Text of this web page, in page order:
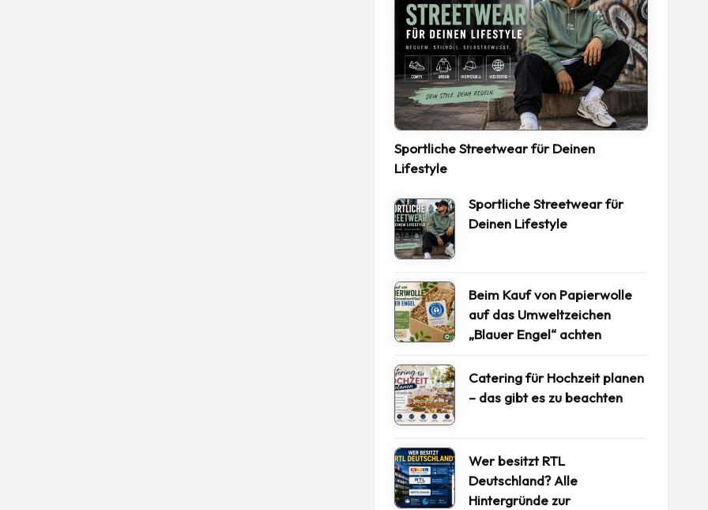
Sportliche Streetwear für Deinen
Lifestyle
Sportliche Streetwear für
Deinen Lifestyle
Beim Kauf von Papierwolle
auf das Umweltzeichen
„Blauer Engel“ achten
Catering für Hochzeit planen
– das gibt es zu beachten
Wer besitzt RTL
Deutschland? Alle
Hintergründe zur